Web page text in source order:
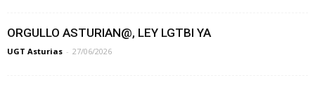
ORGULLO ASTURIAN@, LEY LGTBI YA
UGT Asturias - 27/06/2026